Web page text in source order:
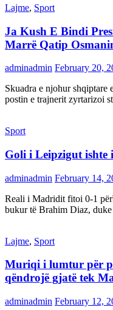
Lajme, Sport
Ja Kush E Bindi
Marrë Qatip
adminadmin February 20,
Skuadra e njohur shqiptare
postin e trajnerit zyrtarizoi
Sport
Goli i Leipzigut ishte
adminadmin February 14,
Reali i Madridit fitoi 0-1
bukur të Brahim Diaz,
Lajme, Sport
Muriqi i lumtur për
qëndrojë gjatë tek
adminadmin February 12,